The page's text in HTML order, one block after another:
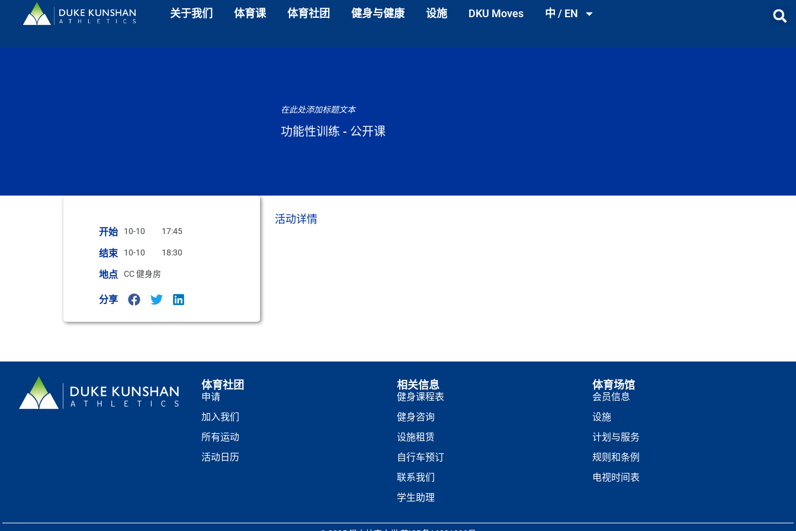
关于我们 体育课 体育社团 健身与健康 设施 DKU Moves 中 / EN
在此处添加标题文本
功能性训练 - 公开课
开始 10-10 17:45
结束 10-10 18:30
地点 CC 健身房
分享
活动详情
体育社团
申请
加入我们
所有运动
活动日历
相关信息
健身课程表
健身咨询
设施租赁
自行车预订
联系我们
学生助理
体育场馆
会员信息
设施
计划与服务
规则和条例
电视时间表